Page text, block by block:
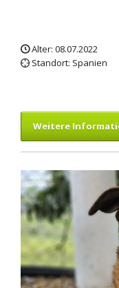
Alter: 08.07.2022
Standort: Spanien
Weitere